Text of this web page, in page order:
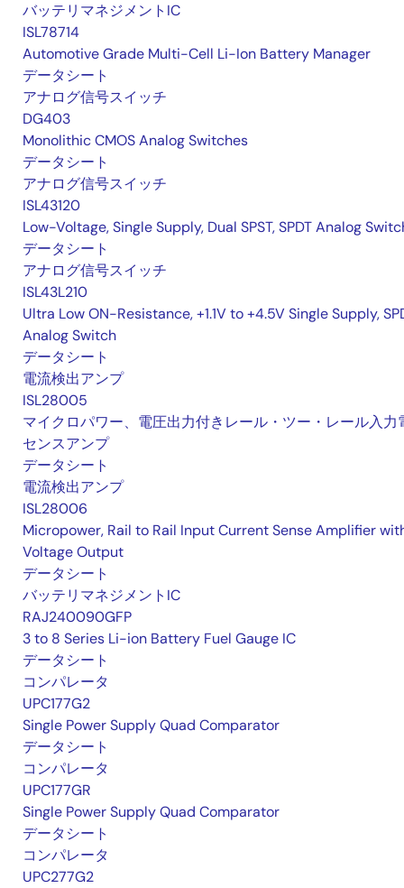
バッテリマネジメントIC
ISL78714
Automotive Grade Multi-Cell Li-Ion Battery Manager
データシート
アナログ信号スイッチ
DG403
Monolithic CMOS Analog Switches
データシート
アナログ信号スイッチ
ISL43120
Low-Voltage, Single Supply, Dual SPST, SPDT Analog
データシート
アナログ信号スイッチ
ISL43L210
Ultra Low ON-Resistance, +1.1V to +4.5V Single Supply,
Analog Switch
データシート
電流検出アンプ
ISL28005
マイクロパワー、電圧出力付きレール・ツー・レール入力
センスアンプ
データシート
電流検出アンプ
ISL28006
Micropower, Rail to Rail Input Current Sense Amplifier
Voltage Output
データシート
バッテリマネジメントIC
RAJ240090GFP
3 to 8 Series Li-ion Battery Fuel Gauge IC
データシート
コンパレータ
UPC177G2
Single Power Supply Quad Comparator
データシート
コンパレータ
UPC177GR
Single Power Supply Quad Comparator
データシート
コンパレータ
UPC277G2